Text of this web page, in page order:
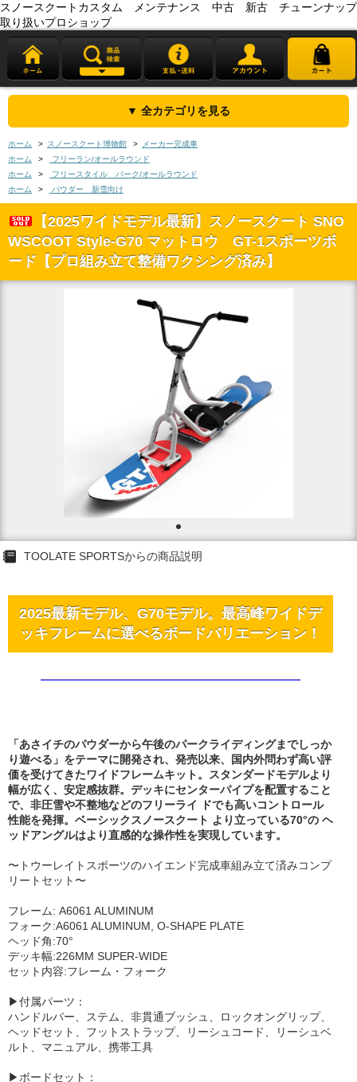
スノースクートカスタム メンテナンス 中古 新古 チューンナップ
取り扱いプロショップ
▼ 全カテゴリを見る
ホーム > スノースクート博物館 >
メーカー完成車
ホーム
>
フリーラン/オールラウンド
ホーム
>
フリースタイル パーク/オールラウンド
ホーム
> パウダー 新雪向け
【2025ワイドモデル最新】スノースクート SNO
WSCOOT Style-G70 マットロウ GT-1スポーツボ
ード【プロ組み立て整備ワクシング済み】
TOOLATE SPORTSからの商品説明
2025最新モデル、G70モデル。最高峰ワイドデ
ッキフレームに選べるボードバリエーション！
「あさイチのパウダーから午後のパークライディングまでしっか
り遊べる」をテーマに開発され、発売以来、国内外問わず高い評
価を受けてきたワイドフレームキット。スタンダードモデルより
幅が広く、安定感抜群。デッキにセンターパイプを配置すること
で、非圧雪や不整地などのフリーライ ドでも高いコントロール
性能を発揮。ベーシックスノースクート より立っている70°の ヘ
ッドアングルはより直感的な操作性を実現しています。
〜トウーレイトスポーツのハイエンド完成車組み立て済みコンプ
リートセット〜
フレーム: A6061 ALUMINUM
フォーク:A6061 ALUMINUM, O-SHAPE PLATE
ヘッド角:70°
デッキ幅:226MM SUPER-WIDE
セット内容:フレーム・フォーク
▶︎付属パーツ：
ハンドルバー、ステム、非貫通ブッシュ、ロックオングリップ、
ヘッドセット、フットストラップ、リーシュコード、リーシュベ
ルト、マニュアル、携帯工具
▶︎ボードセット：